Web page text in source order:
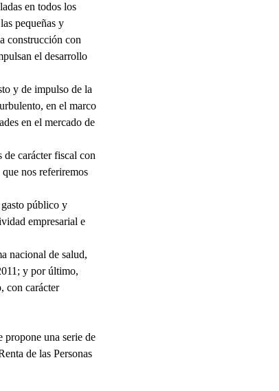
en todos los
pequeñas y
construcción con
el desarrollo
y de impulso de la
en el marco
en el mercado de
de carácter fiscal con
nos referiremos
público y
empresarial e
nacional de salud,
y por último,
con carácter
propone una serie de
de las Personas